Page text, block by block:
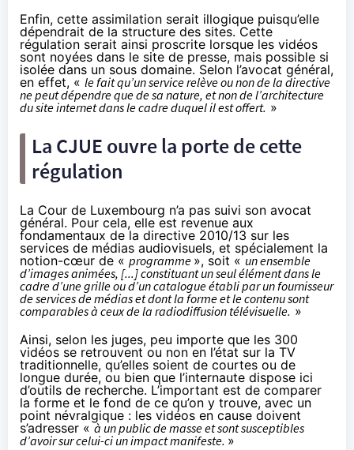
Enfin, cette assimilation serait illogique puisqu’elle
dépendrait de la structure des sites. Cette
régulation serait ainsi proscrite lorsque les vidéos
sont noyées dans le site de presse, mais possible si
isolée dans un sous domaine. Selon l’avocat général,
en effet, « le fait qu’un service relève ou non de la directive
ne peut dépendre que de sa nature, et non de l’architecture
du site internet dans le cadre duquel il est offert. »
La CJUE ouvre la porte de cette
régulation
La Cour de Luxembourg n’a pas suivi son avocat
général. Pour cela, elle est revenue aux
fondamentaux de la directive 2010/13 sur les
services de médias audiovisuels, et spécialement la
notion-cœur de « programme », soit «un ensemble
d’images animées, [...] constituant un seul élément dans le
cadre d’une grille ou d’un catalogue établi par un fournisseur
de services de médias et dont la forme et le contenu sont
comparables à ceux de la radiodiffusion télévisuelle. »
Ainsi, selon les juges, peu importe que les 300
vidéos se retrouvent ou non en l’état sur la TV
traditionnelle, qu’elles soient de courtes ou de
longue durée, ou bien que l’internaute dispose ici
d’outils de recherche. L’important est de comparer
la forme et le fond de ce qu’on y trouve, avec un
point névralgique : les vidéos en cause doivent
s’adresser «à un public de masse et sont susceptibles
d’avoir sur celui-ci un impact manifeste. »